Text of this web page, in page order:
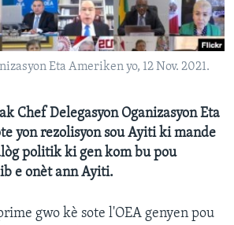
Eta Ameriken yo, 12 Nov. 2021.
Chef Delegasyon Oganizasyon Eta
yon rezolisyon sou Ayiti ki mande
politik ki gen kom bu pou
e onèt ann Ayiti.
gwo kè sote l'OEA genyen pou